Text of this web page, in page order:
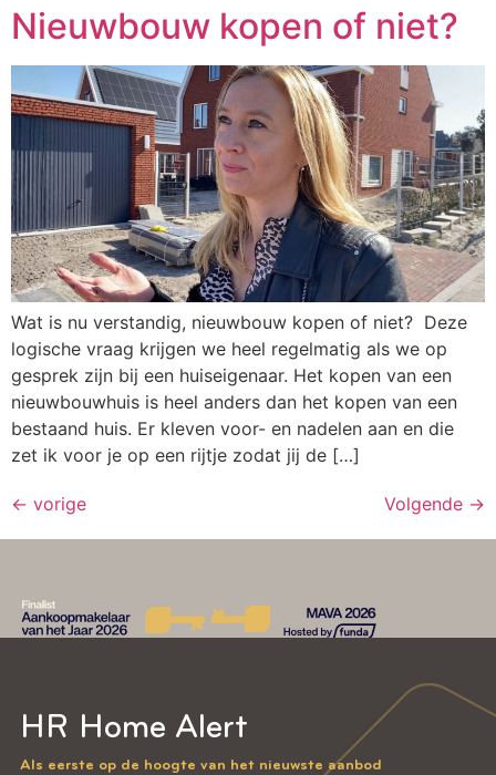
Nieuwbouw kopen of niet?
Wat is nu verstandig, nieuwbouw kopen of niet? Deze
logische vraag krijgen we heel regelmatig als we op
gesprek zijn bij een huiseigenaar. Het kopen van een
nieuwbouwhuis is heel anders dan het kopen van een
bestaand huis. Er kleven voor- en nadelen aan en die
zet ik voor je op een rijtje zodat jij de […]
← vorige Volgende →
HR Home Alert
Als eerste op de hoogte van het nieuwste aanbod